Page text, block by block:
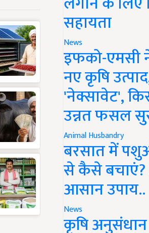
सहायता
News
इफको-एमसी
नए कृषि
'नेक्सावेट',
उन्नत फसल
Animal Husbandry
बरसात में
से कैसे बचाएं?
आसान उपाय..
News
कृषि अनुसंधान